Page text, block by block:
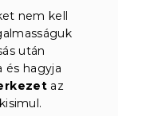
nem kell
után
és hagyja
az